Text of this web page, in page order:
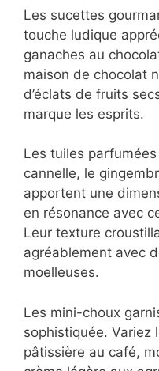
cotta au café
légèrement salé
avec votre café.
mousse chocolat-
dimension fruitée
touche ludique
ganaches au
maison de chocolat
d’éclats de fruits
qui marque les
Les tuiles parfumées
apportent une
entre en résonance
d’origine. Leur
agréablement avec